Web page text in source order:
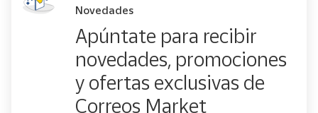
Novedades
Apúntate para recibir
novedades, promociones
y ofertas exclusivas de
Correos Market